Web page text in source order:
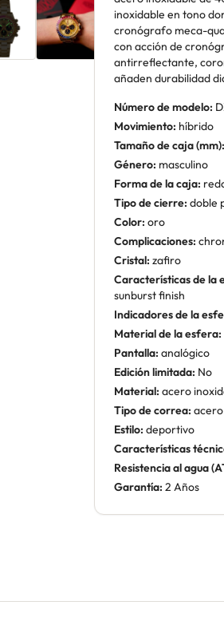
inoxidable en tono
cronógrafo meca-
con acción de
antirreflectante,
añaden durabilidad
Número de modelo:
Movimiento: híbrido
Tamaño de caja (mm):
Género: masculino
Forma de la caja:
Tipo de cierre: doble
Color: oro
Complicaciones:
Cristal: zafiro
Características de la
sunburst finish
Indicadores de la
Material de la esfera:
Pantalla: analógico
Edición limitada: No
Material: acero
Tipo de correa:
Estilo: deportivo
Características
Resistencia al agua
Garantía: 2 Años